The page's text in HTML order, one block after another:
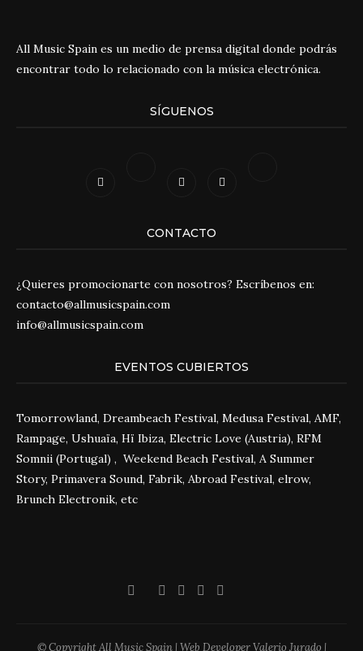
All Music Spain es un medio de prensa digital donde podrás
encontrar todo lo relacionado con la música electrónica.
SÍGUENOS
CONTACTO
¿Quieres promocionarte con nosotros? Escríbenos en:
contacto@allmusicspain.com
info@allmusicspain.com
EVENTOS CUBIERTOS
Tomorrowland, Dreambeach Festival, Medusa Festival, AMF,
Rampage, Ushuaïa, Hï Ibiza, Electric Love (Austria), RFM
Somnii (Portugal) , Weekend Beach Festival, A Summer
Story, Primavera Sound, Fabrik, Abroad Festival, elrow,
Brunch Electronik, etc
© Copyright All Music Spain | Web Developer Valerio Jurado |